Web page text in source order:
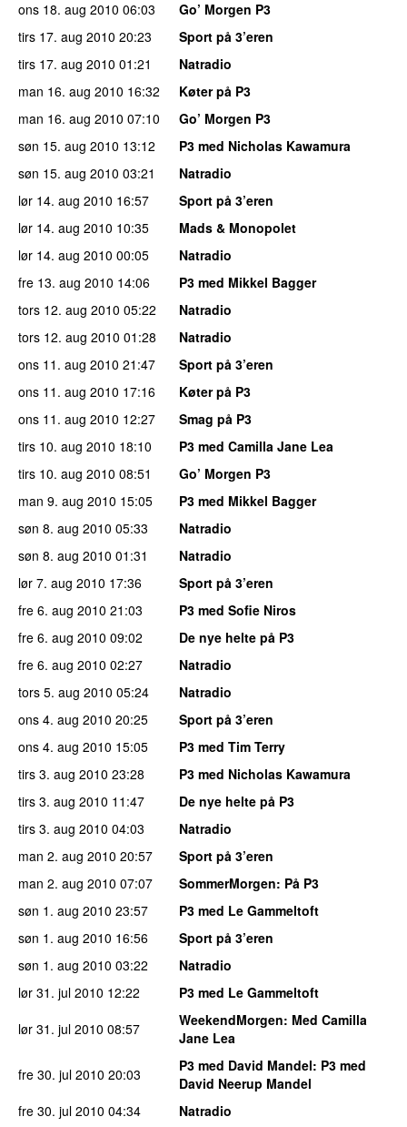
ons 18. aug 2010 06:03
Go’ Morgen P3
tirs 17. aug 2010 20:23
Sport på 3’eren
tirs 17. aug 2010 01:21
Natradio
man 16. aug 2010 16:32
Køter på P3
man 16. aug 2010 07:10
Go’ Morgen P3
søn 15. aug 2010 13:12
P3 med Nicholas Kawamura
søn 15. aug 2010 03:21
Natradio
lør 14. aug 2010 16:57
Sport på 3’eren
lør 14. aug 2010 10:35
Mads & Monopolet
lør 14. aug 2010 00:05
Natradio
fre 13. aug 2010 14:06
P3 med Mikkel Bagger
tors 12. aug 2010 05:22
Natradio
tors 12. aug 2010 01:28
Natradio
ons 11. aug 2010 21:47
Sport på 3’eren
ons 11. aug 2010 17:16
Køter på P3
ons 11. aug 2010 12:27
Smag på P3
tirs 10. aug 2010 18:10
P3 med Camilla Jane Lea
tirs 10. aug 2010 08:51
Go’ Morgen P3
man 9. aug 2010 15:05
P3 med Mikkel Bagger
søn 8. aug 2010 05:33
Natradio
søn 8. aug 2010 01:31
Natradio
lør 7. aug 2010 17:36
Sport på 3’eren
fre 6. aug 2010 21:03
P3 med Sofie Niros
fre 6. aug 2010 09:02
De nye helte på P3
fre 6. aug 2010 02:27
Natradio
tors 5. aug 2010 05:24
Natradio
ons 4. aug 2010 20:25
Sport på 3’eren
ons 4. aug 2010 15:05
P3 med Tim Terry
tirs 3. aug 2010 23:28
P3 med Nicholas Kawamura
tirs 3. aug 2010 11:47
De nye helte på P3
tirs 3. aug 2010 04:03
Natradio
man 2. aug 2010 20:57
Sport på 3’eren
man 2. aug 2010 07:07 SommerMorgen: På P3
søn 1. aug 2010 23:57
P3 med Le Gammeltoft
søn 1. aug 2010 16:56
Sport på 3’eren
søn 1. aug 2010 03:22
Natradio
lør 31. jul 2010 12:22
P3 med Le Gammeltoft
lør 31. jul 2010 08:57 WeekendMorgen: Med Camilla
Jane Lea
fre 30. jul 2010 20:03 P3 med David Mandel: P3 med
David Neerup Mandel
fre 30. jul 2010 04:34
Natradio